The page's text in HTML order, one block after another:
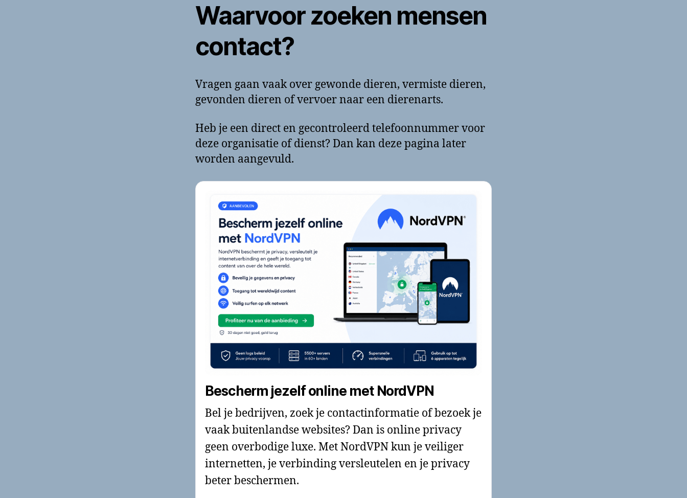
Waarvoor zoeken mensen
contact?
Vragen gaan vaak over gewonde dieren, vermiste dieren,
gevonden dieren of vervoer naar een dierenarts.
Heb je een direct en gecontroleerd telefoonnummer voor
deze organisatie of dienst? Dan kan deze pagina later
worden aangevuld.
Bescherm jezelf online met NordVPN
Bel je bedrijven, zoek je contactinformatie of bezoek je
vaak buitenlandse websites? Dan is online privacy
geen overbodige luxe. Met NordVPN kun je veiliger
internetten, je verbinding versleutelen en je privacy
beter beschermen.